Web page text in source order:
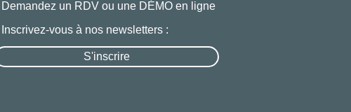
Demandez un RDV ou une DÉMO en ligne
Inscrivez-vous à nos newsletters :
S'inscrire